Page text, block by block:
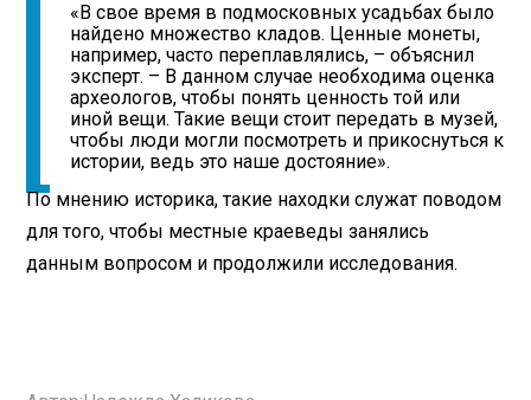
«В свое время в подмосковных усадьбах было
найдено множество кладов. Ценные монеты,
например, часто переплавлялись, – объяснил
эксперт. – В данном случае необходима оценка
археологов, чтобы понять ценность той или
иной вещи. Такие вещи стоит передать в музей,
чтобы люди могли посмотреть и прикоснуться к
истории, ведь это наше достояние».
По мнению историка, такие находки служат поводом
для того, чтобы местные краеведы занялись
данным вопросом и продолжили исследования.